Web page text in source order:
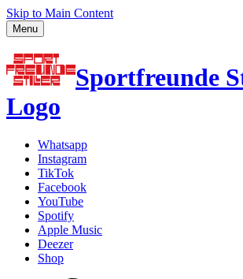
Skip to Main Content
Menu
Sportfreunde
Logo
Whatsapp
Instagram
TikTok
Facebook
YouTube
Spotify
Apple Music
Deezer
Shop